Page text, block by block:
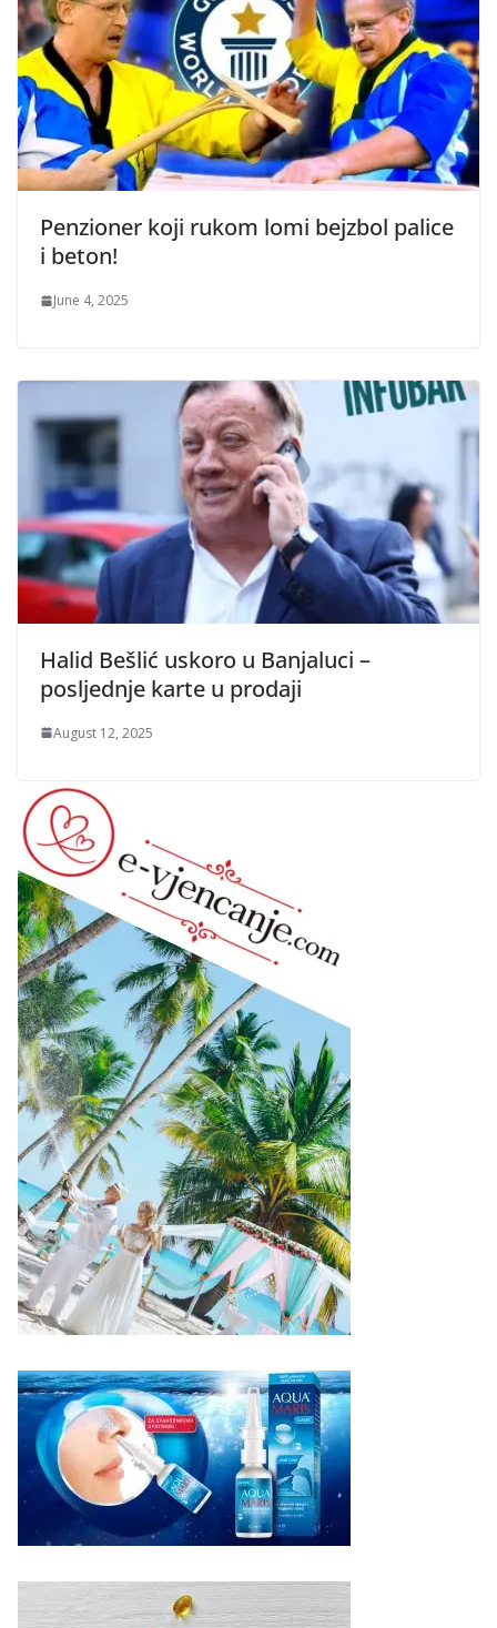
Penzioner koji rukom lomi bejzbol palice
i beton!
June 4, 2025
Halid Bešlić uskoro u Banjaluci –
posljednje karte u prodaji
August 12, 2025